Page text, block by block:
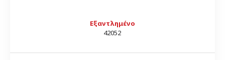
Εξαντλημένο
42052